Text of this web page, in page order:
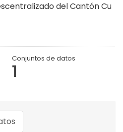
del Cantón Cu
Conjuntos de datos
1